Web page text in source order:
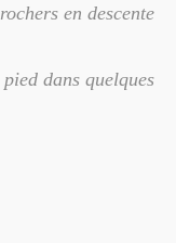
en descente
dans quelques